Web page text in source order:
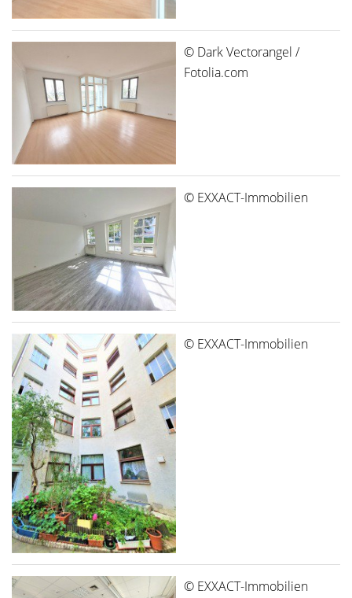
© Dark Vectorangel /
Fotolia.com
© EXXACT-Immobilien
© EXXACT-Immobilien
© EXXACT-Immobilien